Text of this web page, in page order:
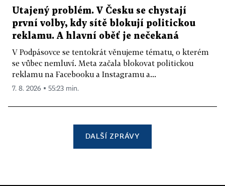
Utajený problém. V Česku se chystají
první volby, kdy sítě blokují politickou
reklamu. A hlavní oběť je nečekaná
V Podpásovce se tentokrát věnujeme tématu, o kterém
se vůbec nemluví. Meta začala blokovat politickou
reklamu na Facebooku a Instagramu a...
7. 8. 2026 ▪ 55:23 min.
DALŠÍ ZPRÁVY